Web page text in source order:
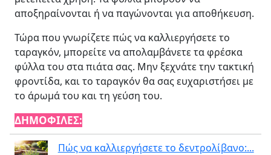
αποξηραίνονται ή να παγώνονται για αποθήκευση.
Τώρα που γνωρίζετε πώς να καλλιεργήσετε το
ταραγκόν, μπορείτε να απολαμβάνετε τα φρέσκα
φύλλα του στα πιάτα σας. Μην ξεχνάτε την τακτική
φροντίδα, και το ταραγκόν θα σας ευχαριστήσει με
το άρωμά του και τη γεύση του.
ΔΗΜΟΦΙΛΕΣ:
Πώς να καλλιεργήσετε το δεντρολίβανο:...